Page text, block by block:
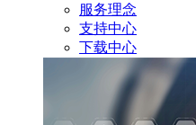
服务理念
支持中心
下载中心